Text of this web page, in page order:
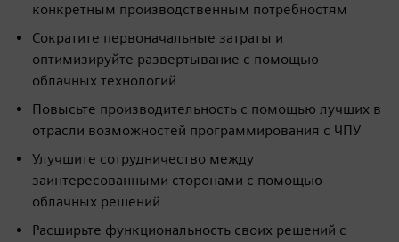
конкретным производственным потребностям
Сократите первоначальные затраты и
оптимизируйте развертывание с помощью
облачных технологий
Повысьте производительность с помощью лучших в
отрасли возможностей программирования с ЧПУ
Улучшите сотрудничество между
заинтересованными сторонами с помощью
облачных решений
Расширьте функциональность своих решений с